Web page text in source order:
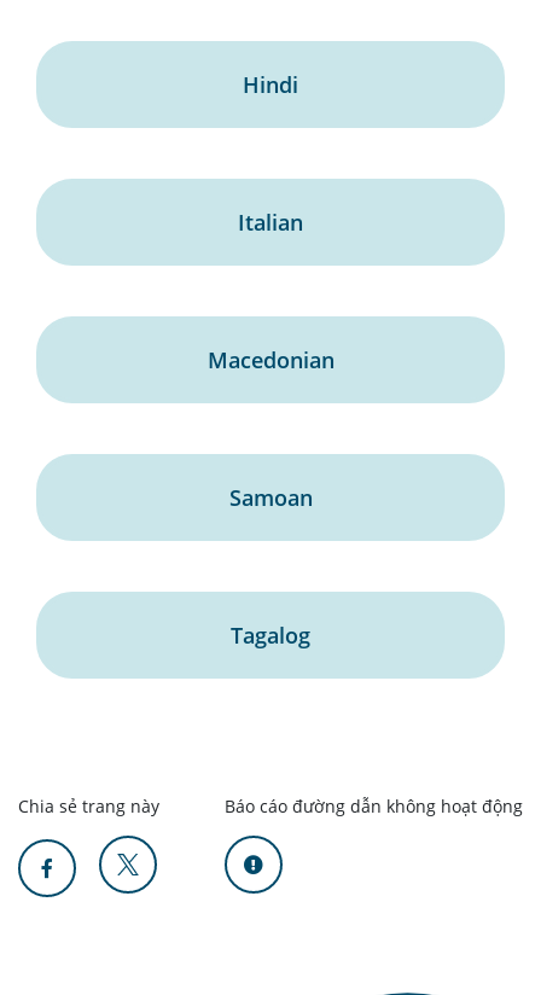
Hindi
Italian
Macedonian
Samoan
Tagalog
Chia sẻ trang này Báo cáo đường dẫn không hoạt động